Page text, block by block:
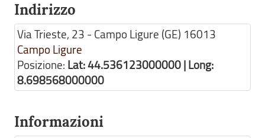
Indirizzo
Via Trieste, 23 - Campo Ligure (GE) 16013
Campo Ligure
Posizione: Lat: 44.536123000000 | Long:
8.698568000000
Informazioni